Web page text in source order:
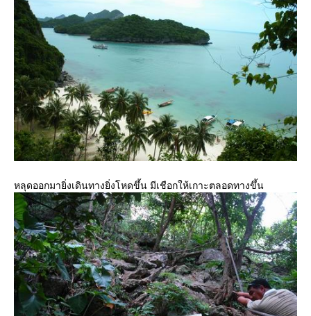
หลุดออกมายิ่งเดินทางยิ่งโหดขึ้น มีเชือกให้เกาะตลอดทางขึ้น